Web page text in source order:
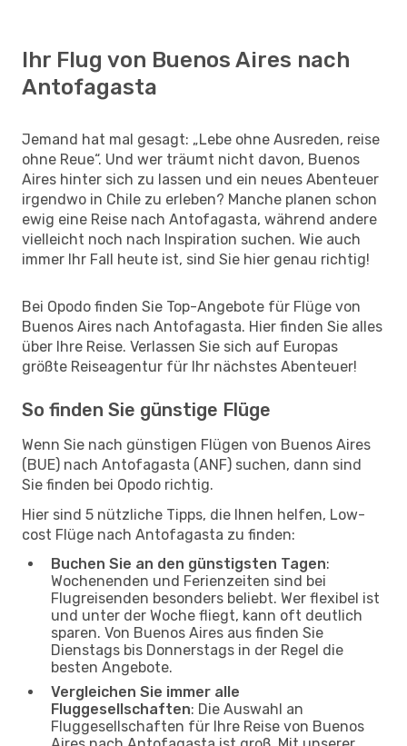
Ihr Flug von Buenos Aires nach
Antofagasta
Jemand hat mal gesagt: „Lebe ohne Ausreden, reise
ohne Reue“. Und wer träumt nicht davon, Buenos
Aires hinter sich zu lassen und ein neues Abenteuer
irgendwo in Chile zu erleben? Manche planen schon
ewig eine Reise nach Antofagasta, während andere
vielleicht noch nach Inspiration suchen. Wie auch
immer Ihr Fall heute ist, sind Sie hier genau richtig!
Bei Opodo finden Sie Top-Angebote für Flüge von
Buenos Aires nach Antofagasta. Hier finden Sie alles
über Ihre Reise. Verlassen Sie sich auf Europas
größte Reiseagentur für Ihr nächstes Abenteuer!
So finden Sie günstige Flüge
Wenn Sie nach günstigen Flügen von Buenos Aires
(BUE) nach Antofagasta (ANF) suchen, dann sind
Sie finden bei Opodo richtig.
Hier sind 5 nützliche Tipps, die Ihnen helfen, Low-
cost Flüge nach Antofagasta zu finden:
Buchen Sie an den günstigsten Tagen:
Wochenenden und Ferienzeiten sind bei
Flugreisenden besonders beliebt. Wer flexibel ist
und unter der Woche fliegt, kann oft deutlich
sparen. Von Buenos Aires aus finden Sie
Dienstags bis Donnerstags in der Regel die
besten Angebote.
Vergleichen Sie immer alle
Fluggesellschaften: Die Auswahl an
Fluggesellschaften für Ihre Reise von Buenos